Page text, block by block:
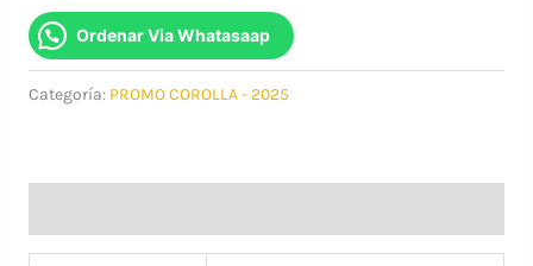
MOTOR
SUPERIOR
DERECHA
cantidad
Ordenar Via Whatasaap
Categoría: PROMO COROLLA - 2025